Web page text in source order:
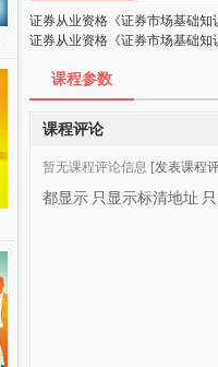
证券从业资格《证券市场基础知
证券从业资格《证券市场基础知
课程参数
课程评论
暂无课程评论信息 [发表课程
都显示 只显示标清地址